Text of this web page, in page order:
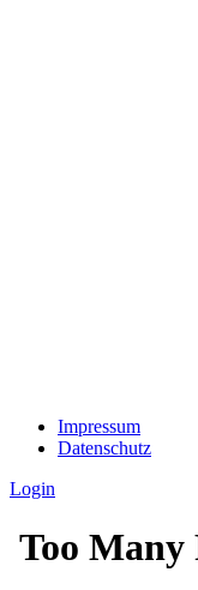
Impressum
Datenschutz
Login